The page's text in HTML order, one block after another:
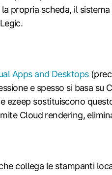
propria scheda, il
Apps and Desktops
e spesso si basa su
ezeep sostituiscono
Cloud rendering,
collega le stampanti